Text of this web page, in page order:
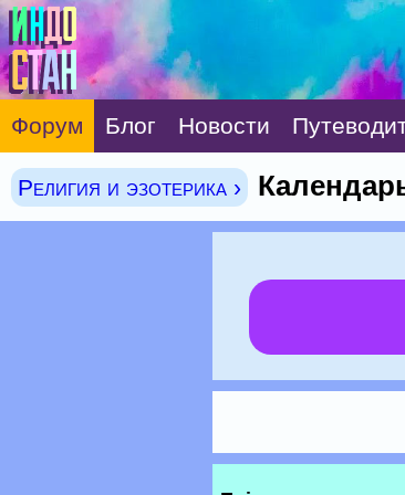
Форум Блог Новости
Религия и эзотерика ›